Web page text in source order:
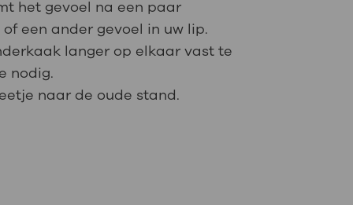
het gevoel na een paar
een ander gevoel in uw lip.
langer op elkaar vast te
nodig.
naar de oude stand.